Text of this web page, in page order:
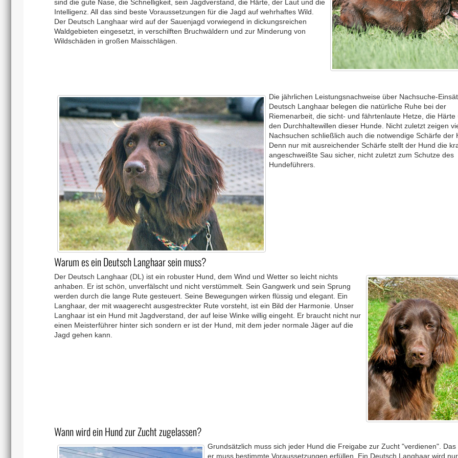
sind die gute Nase, die Schnelligkeit, sein Jagdverstand, die Härte, der Laut und die
Intelligenz. All das sind beste Voraussetzungen für die Jagd auf wehrhaftes Wild.
Der Deutsch Langhaar wird auf der Sauenjagd vorwiegend in dickungsreichen
Waldgebieten eingesetzt, in verschilften Bruchwäldern und zur Minderung von
Wildschäden in großen Maisschlägen.
Die jährlichen Leistungsnachweise über Nachsuche-
Deutsch Langhaar belegen die natürliche Ruhe bei der
Riemenarbeit, die sicht- und fährtenlaute Hetze, die Härte
den Durchhaltewillen dieser Hunde. Nicht zuletzt zeigen
Nachsuchen schließlich auch die notwendige Schärfe der
Denn nur mit ausreichender Schärfe stellt der Hund die
angeschweißte Sau sicher, nicht zuletzt zum Schutze des
Hundeführers.
Warum es ein Deutsch Langhaar sein muss?
Der Deutsch Langhaar (DL) ist ein robuster Hund, dem Wind und Wetter so leicht nichts
anhaben. Er ist schön, unverfälscht und nicht verstümmelt. Sein Gangwerk und sein Sprung
werden durch die lange Rute gesteuert. Seine Bewegungen wirken flüssig und elegant. Ein
Langhaar, der mit waagerecht ausgestreckter Rute vorsteht, ist ein Bild der Harmonie. Unser
Langhaar ist ein Hund mit Jagdverstand, der auf leise Winke willig eingeht. Er braucht nicht nur
einen Meisterführer hinter sich sondern er ist der Hund, mit dem jeder normale Jäger auf die
Jagd gehen kann.
Wann wird ein Hund zur Zucht zugelassen?
Grundsätzlich muss sich jeder Hund die Freigabe zur Zucht "verdienen".
er muss bestimmte Voraussetzungen erfüllen. Ein Deutsch Langhaar wird